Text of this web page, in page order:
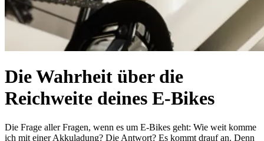
Die Wahrheit über die
Reichweite deines E-Bikes
Die Frage aller Fragen, wenn es um E-Bikes geht: Wie weit komme
ich mit einer Akkuladung? Die Antwort? Es kommt drauf an. Denn